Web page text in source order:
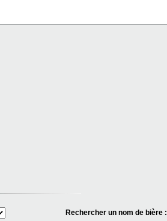
Rechercher un nom de bière :